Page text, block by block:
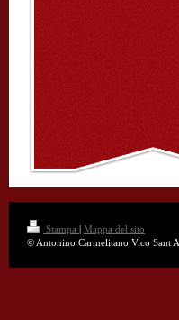
Stampa | Mappa del sito
© Antonino Carmelitano Vico Sant